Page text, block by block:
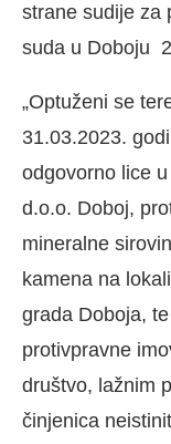
strane sudije za
suda u Doboju
„Optuženi se
31.03.2023.
odgovorno lice
d.o.o. Doboj,
mineralne
kamena na
grada Doboja,
protivpravne
društvo, lažnim
činjenica